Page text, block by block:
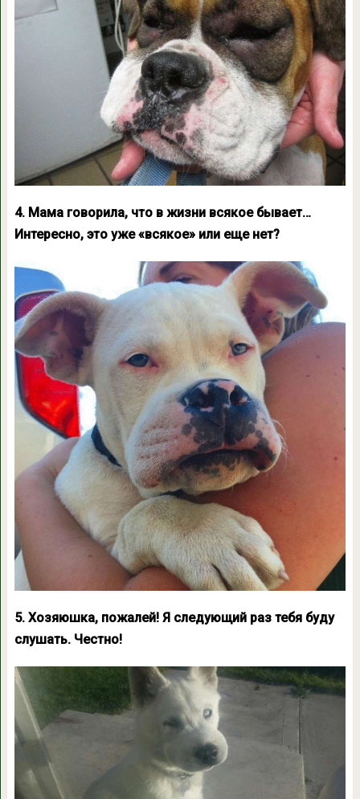
4. Мама говорила, что в жизни всякое бывает…
Интересно, это уже «всякое» или еще нет?
5. Хозяюшка, пожалей! Я следующий раз тебя буду
слушать. Честно!